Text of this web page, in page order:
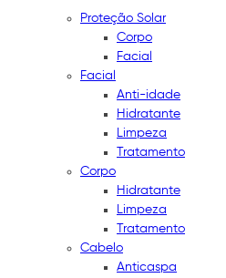
Proteção Solar
Corpo
Facial
Facial
Anti-idade
Hidratante
Limpeza
Tratamento
Corpo
Hidratante
Limpeza
Tratamento
Cabelo
Anticaspa